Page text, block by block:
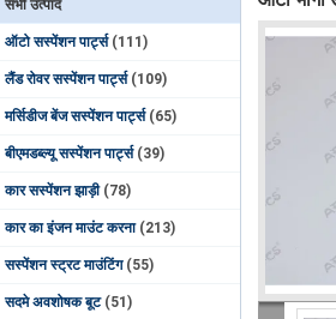
सभी उत्पाद
ऑटो सस्पेंशन पार्ट्स (111)
लैंड रोवर सस्पेंशन पार्ट्स (109)
मर्सिडीज बेंज सस्पेंशन पार्ट्स (65)
बीएमडब्ल्यू सस्पेंशन पार्ट्स (39)
कार सस्पेंशन झाड़ी (78)
कार का इंजन माउंट करना (213)
सस्पेंशन स्ट्रट माउंटिंग (55)
सदमे अवशोषक बूट (51)